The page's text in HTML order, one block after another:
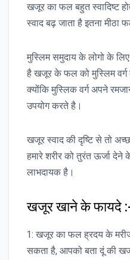
खजूर का फल बहुत स्वादिष्ट
स्वाद बढ़ जाता है इतना
मुस्लिम समुदाय के लोगो के
है खजूर के फल को मुस्लिम वर्ग
क्योंकि मुस्लिक वर्ग अपने
उपयोग करते है।
खजूर स्वाद की दृष्टि से तो
हमारे शरीर को तुरंत ऊर्जा
लाभदायक है।
खजूर खाने के फायदे
1: खजूर का फल ह्रदय के
सकता है, आपको बता दूं की